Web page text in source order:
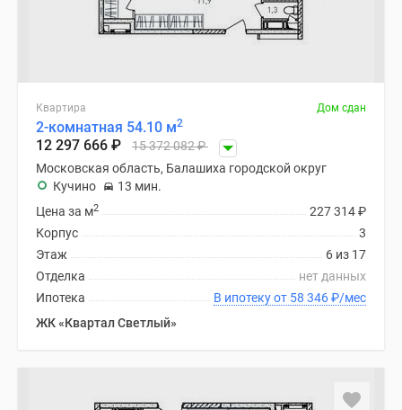
Квартира Дом сдан
2-комнатная 54.10 м2
12 297 666 ₽ 15 372 082₽
Московская область, Балашиха городской округ
Кучино
13 мин.
227 314₽
Цена за м2
3
Корпус
6 из 17
Этаж
нет данных
Отделка
В ипотеку от 58 346₽/мес
Ипотека
ЖК «Квартал Светлый»